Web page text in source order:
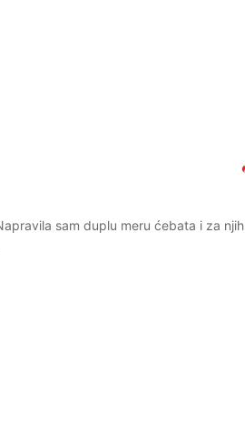
sam duplu meru ćebata i za njih